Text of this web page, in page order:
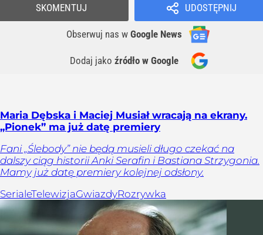
UDOSTĘPNIJ
Obserwuj nas w Google News
Dodaj jako źródło w Google
SKOMENTUJ
Maria Dębska i Maciej Musiał wracają na ekrany.
„Pionek” ma już datę premiery
Fani „Ślebody” nie będą musieli długo czekać na
dalszy ciąg historii Anki Serafin i Bastiana Strzygonia.
Mamy już datę premiery kolejnej odsłony.
SerialeTelewizjaGwiazdyRozrywka